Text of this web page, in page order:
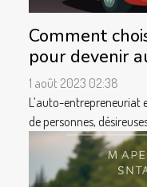
Comment
pour devenir
1 août 2023 02:38
L’auto-entrepreneuriat
de personnes,